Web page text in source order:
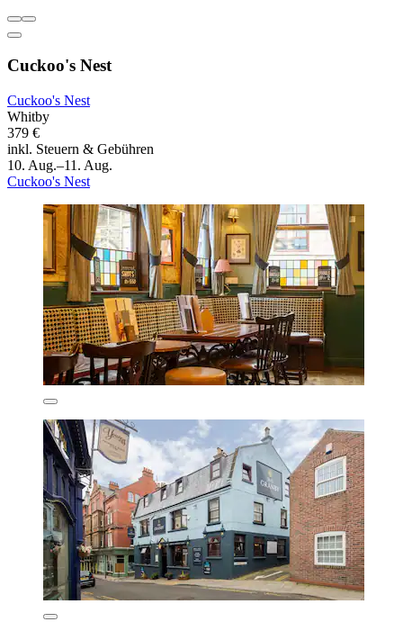
Cuckoo's Nest
Cuckoo's Nest
Whitby
379 €
inkl. Steuern & Gebühren
10. Aug.–11. Aug.
Cuckoo's Nest